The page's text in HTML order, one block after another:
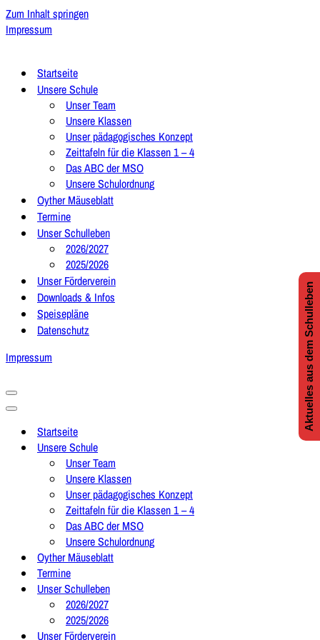
Zum Inhalt springen
Impressum
Startseite
Unsere Schule
Unser Team
Unsere Klassen
Unser pädagogisches Konzept
Zeittafeln für die Klassen 1 – 4
Das ABC der MSO
Unsere Schulordnung
Oyther Mäuseblatt
Termine
Unser Schulleben
2026/2027
2025/2026
Unser Förderverein
Downloads & Infos
Speisepläne
Datenschutz
Impressum
Navigationsmenü
Navigationsmenü
Startseite
Unsere Schule
Unser Team
Unsere Klassen
Unser pädagogisches Konzept
Zeittafeln für die Klassen 1 – 4
Das ABC der MSO
Unsere Schulordnung
Oyther Mäuseblatt
Termine
Unser Schulleben
2026/2027
2025/2026
Unser Förderverein
Aktuelles aus dem Schulleben